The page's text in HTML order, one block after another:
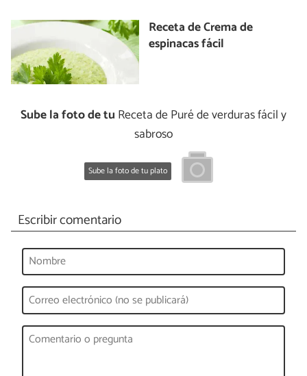
Receta de Crema de
espinacas fácil
Sube la foto de tu Receta de Puré de verduras fácil y
sabroso
Sube la foto de tu plato
Escribir comentario